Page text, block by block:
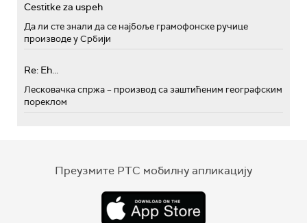
Cestitke za uspeh
Да ли сте знали да се најбоље грамофонске ручице
производе у Србији
Re: Eh...
Лесковачка спржа – производ са заштићеним географским
пореклом
Преузмите РТС мобилну апликацију